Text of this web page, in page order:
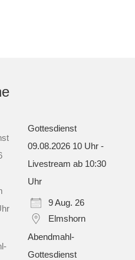
Gottesdienst
09.08.2026 10 Uhr -
Livestream ab 10:30
Uhr
9 Aug. 26
Elmshorn
Abendmahl-
Gottesdienst